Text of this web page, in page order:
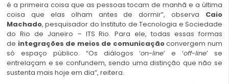
é a primeira coisa que as pessoas tocam de manhã e a última
coisa que elas olham antes de dormir”, observa Caio
Machado, pesquisador do Instituto de Tecnologia e Sociedade
do Rio de Janeiro – ITS Rio. Para ele, todas essas formas
de integrações de meios de comunicaçãoconvergem num
só espaço público. “Os diálogos ‘on-line’ e ‘off-line’ se
entrelaçam e se confundem, sendo uma distinção que não se
sustenta mais hoje em dia”, reitera.